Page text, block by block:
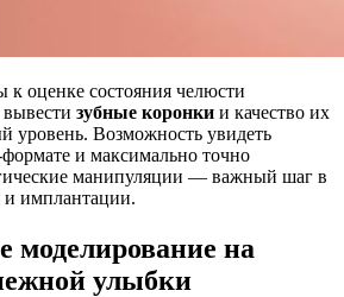
оценке состояния челюсти
зубные коронки и качество их
уровень. Возможность увидеть
и максимально точно
манипуляции — важный шаг в
и имплантации.
моделирование на
улыбки